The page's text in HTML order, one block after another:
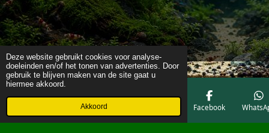
Deze website gebruikt cookies voor analyse-
doeleinden en/of het tonen van advertenties. Door
gebruik te blijven maken van de site gaat u
hiermee akkoord.
Akkoord
Telefoonnummer Facebook